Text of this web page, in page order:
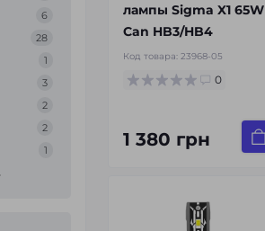
6
28
1
3
2
2
1
лампы Sigma X1 65W
Can HB3/HB4
Код товара: 23968-05
0
1 380 грн